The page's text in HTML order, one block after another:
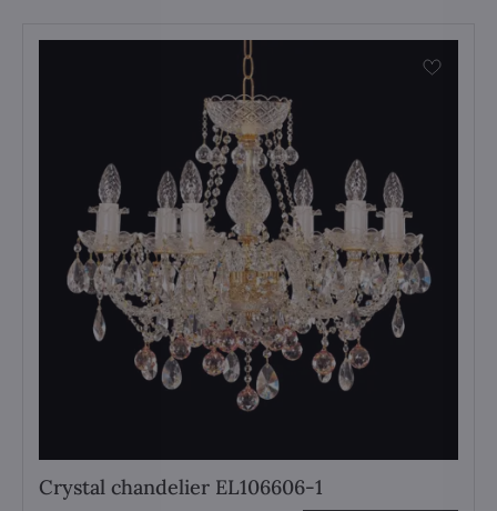
Crystal chandelier EL106606-1